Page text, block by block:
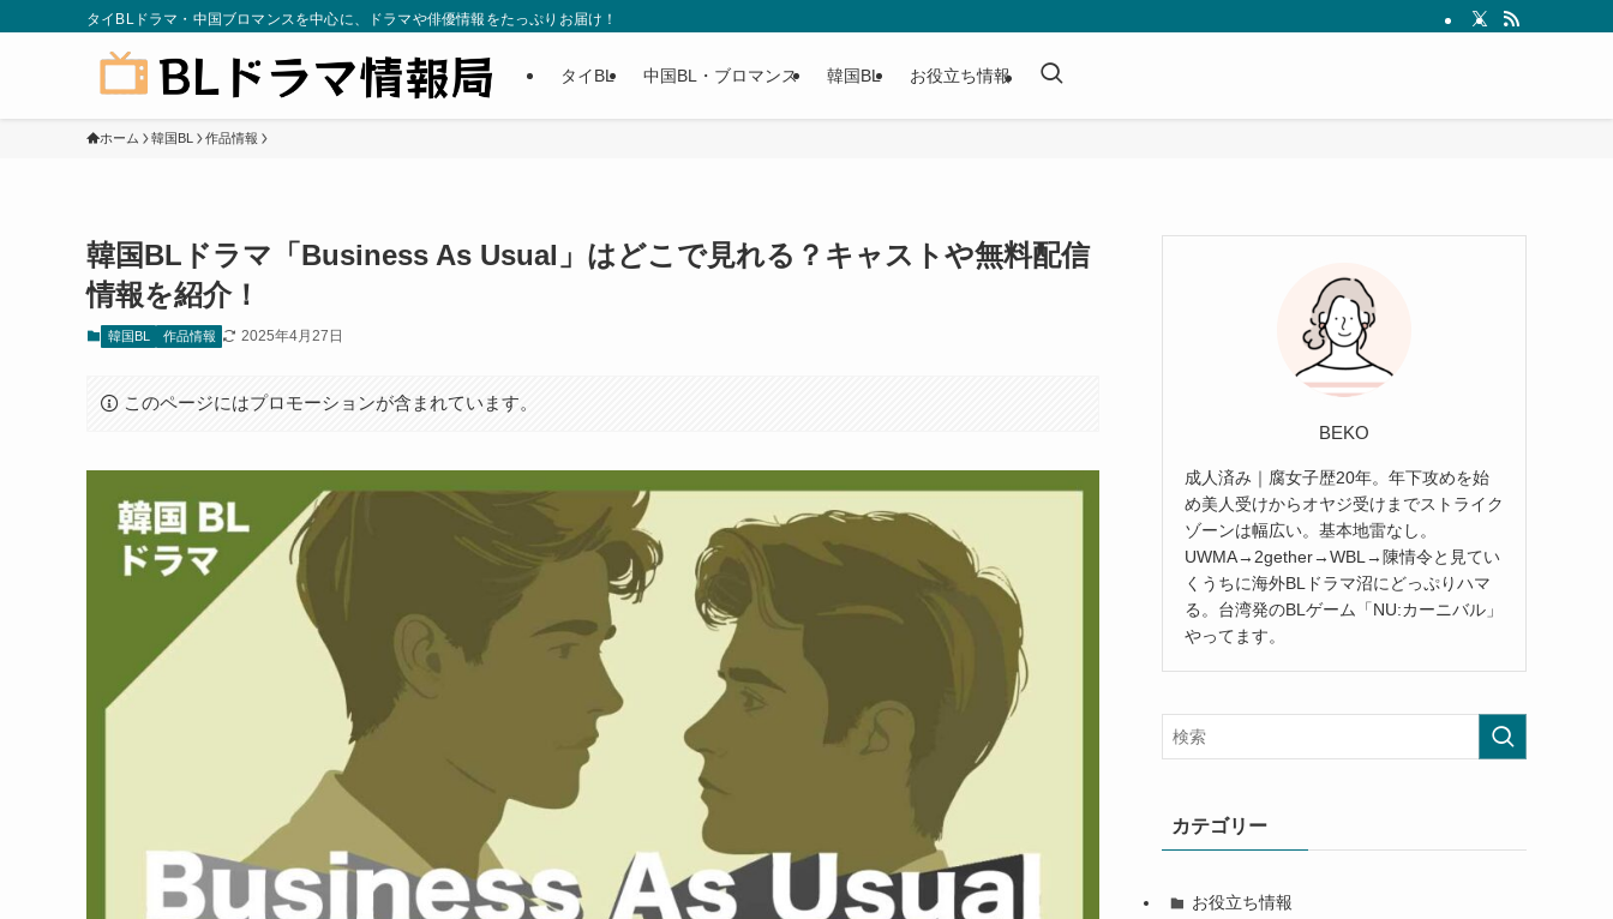
タイBLドラマ・中国ブロマンスを中心に、ドラマや俳優情報をたっぷりお届け！
タイBL 中国BL・ブロマンス 韓国BL お役立ち情報
ホーム 韓国BL 作品情報
韓国BLドラマ「Business As Usual」はどこで見れる？キャストや無料配信
情報を紹介！
韓国BL 作品情報 2025年4月27日
このページにはプロモーションが含まれています。
BEKO
成人済み｜腐女子歴20年。年下攻めを始
め美人受けからオヤジ受けまでストライク
ゾーンは幅広い。基本地雷なし。
UWMA→2gether→WBL→陳情令と見てい
くうちに海外BLドラマ沼にどっぷりハマ
る。台湾発のBLゲーム「NU:カーニバル」
やってます。
カテゴリー
お役立ち情報